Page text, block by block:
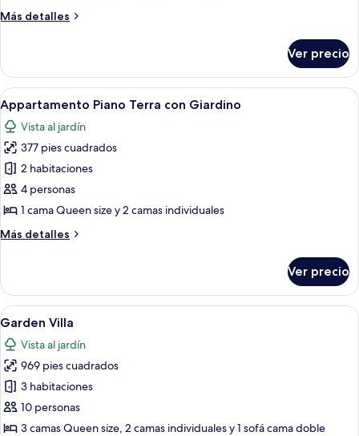
Vista
Más detalles
Más
1°
Piano
Vista
Mare
Ver precio
Abrir
todas
las
fotos
de
Appartamento
Piano
con
8
Appartamento Piano Terra con Giardino
Vista al jardín
377 pies cuadrados
2 habitaciones
4 personas
1 cama Queen size y 2 camas individuales
Más detalles
Más
Piano
Terra
con
Ver precio
Abrir
todas
las
fotos
de
Garden
Villa
Edredón, minibar y caja de
12
Garden Villa
Vista al jardín
969 pies cuadrados
3 habitaciones
10 personas
3 camas Queen size, 2 camas individuales y 1 sofá cama doble